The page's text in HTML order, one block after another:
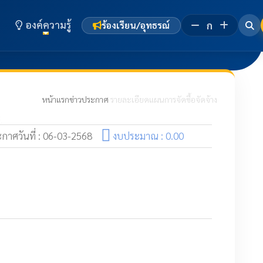
องค์ความรู้ ร้องเรียน/อุทธรณ์ ก
หน้าแรกข่าวประกาศ รายละเอียดแผนการจัดซื้อจัดจ้าง
าศวันที่ : 06-03-2568 งบประมาณ : 0.00